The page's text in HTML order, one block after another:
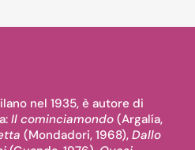
nel 1935, è autore di
Il cominciamondo (Argalía,
(Mondadori, 1968), Dallo